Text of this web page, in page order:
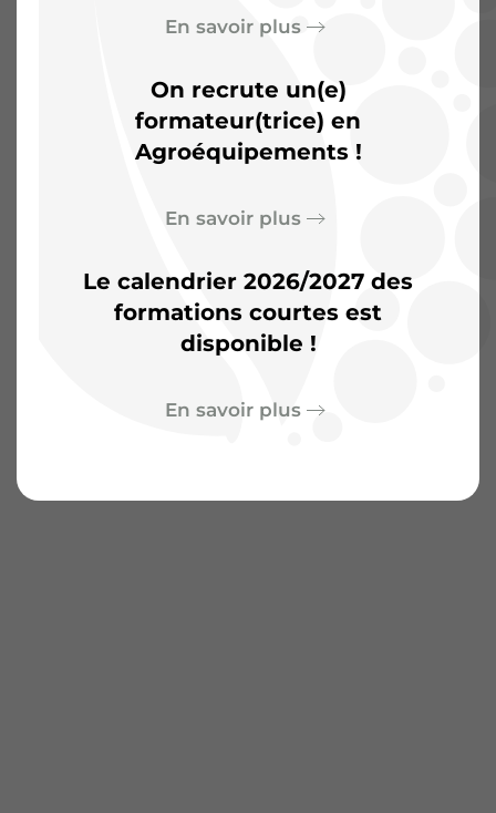
Saintonge :Plus qu’une
salle de classe, un terrain
d’aventures
En savoir plus
On recrute un(e)
formateur(trice) en
Agroéquipements !
En savoir plus
Le calendrier 2026/2027 des
formations courtes est
disponible !
En savoir plus